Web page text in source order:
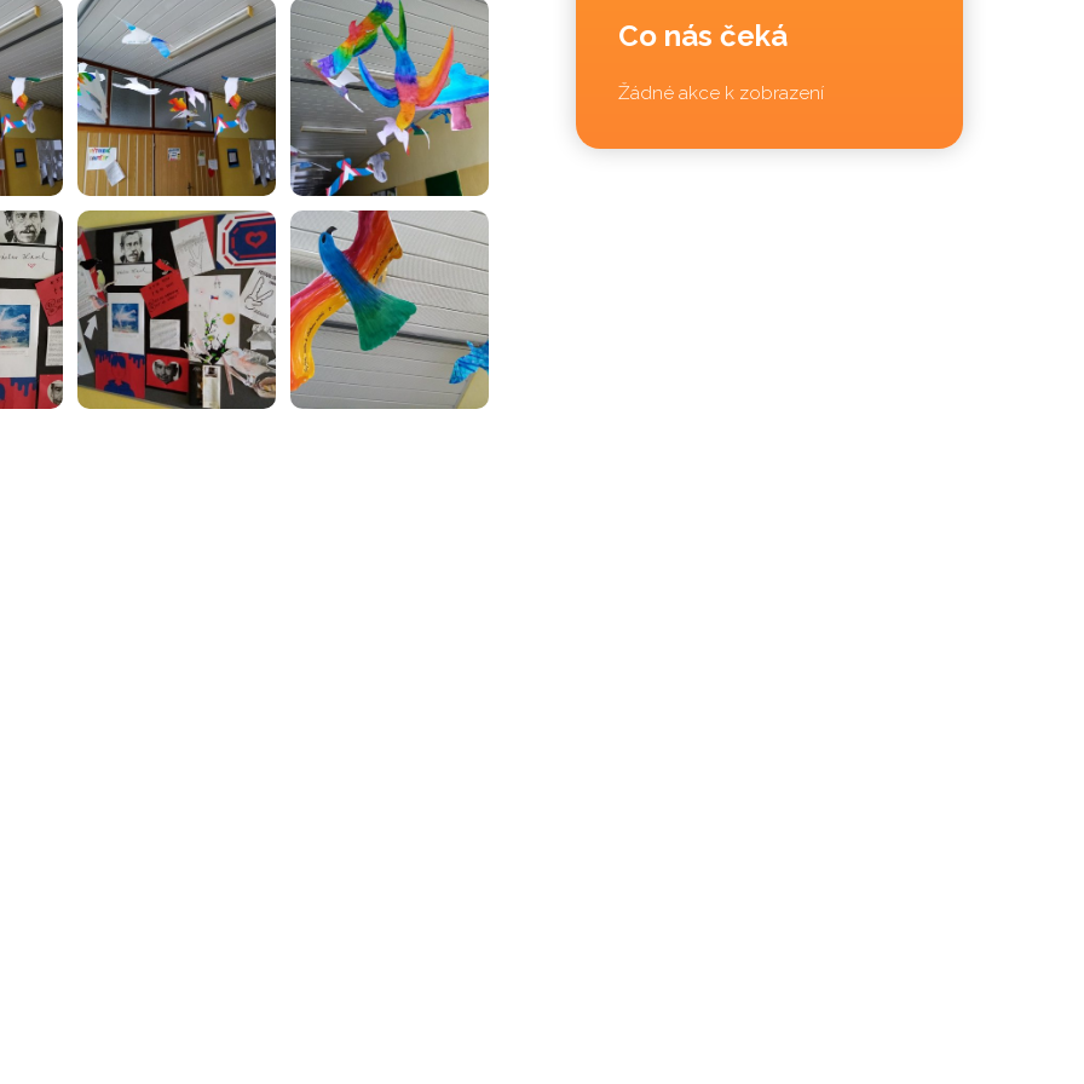
Co nás čeká
Žádné akce k zobrazení